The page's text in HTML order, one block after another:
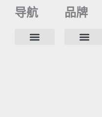
导航 品牌